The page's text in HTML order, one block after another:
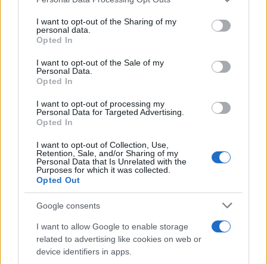
not limited to your visit or usage behaviour. You may click to
grant or deny consent to Google and its third-party tags to
use your data for below specified purposes in below Google
consent section.
I want to opt-out of the Sharing of my
personal data.
Opted In
I want to opt-out of the Sale of my
Personal Data.
Opted In
I want to opt-out of processing my
Personal Data for Targeted Advertising.
Opted In
I want to opt-out of Collection, Use,
Retention, Sale, and/or Sharing of my
Personal Data that Is Unrelated with the
Purposes for which it was collected.
Opted Out
Google consents
I want to allow Google to enable storage
related to advertising like cookies on web or
device identifiers in apps.
Η Κιμ Καρντάσιαν σπεύδει για να σώσει… τη Nike
Η Nike συμπράττει με την Καρντάσιαν για τη δημιουργία μίας
νέας φίρμας, με την επωνυμία, «NikeSkims».
20.02.2025 08:00
Ομάδα